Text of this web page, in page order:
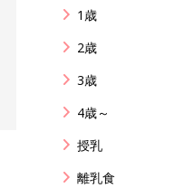
1歳
2歳
3歳
4歳～
授乳
離乳食